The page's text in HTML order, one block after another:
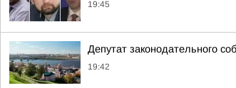
19:45
Депутат законодательного
19:42